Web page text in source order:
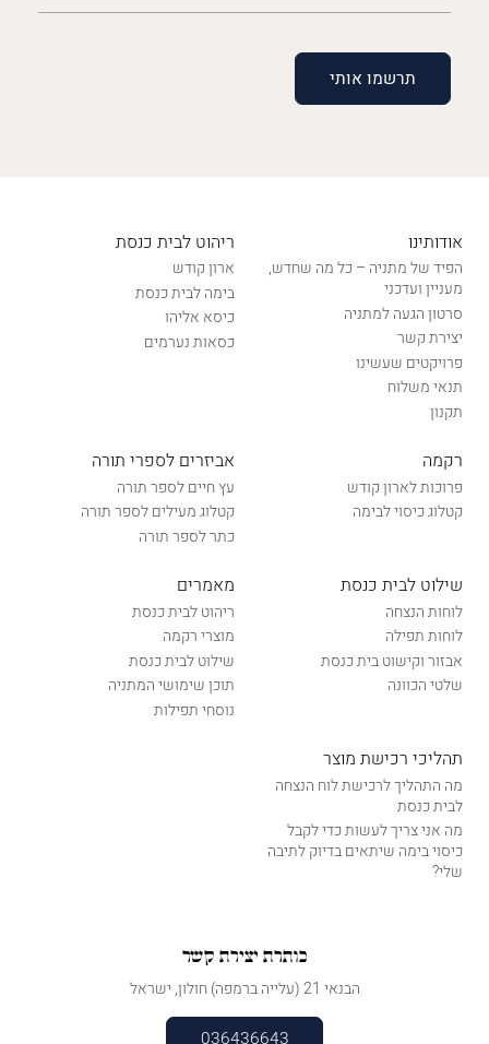
(חובה)
אודותינו
הפיד של מתניה – כל מה שחדש,
מעניין ועדכני
סרטון הגעה למתניה
יצירת קשר
פרויקטים שעשינו
תנאי משלוח
תקנון
ריהוט לבית כנסת
ארון קודש
בימה לבית כנסת
כיסא אליהו
כסאות נערמים
רקמה
פרוכות לארון קודש
קטלוג כיסוי לבימה
אביזרים לספרי תורה
עץ חיים לספר תורה
קטלוג מעילים לספר תורה
כתר לספר תורה
שילוט לבית כנסת
לוחות הנצחה
לוחות תפילה
אבזור וקישוט בית כנסת
שלטי הכוונה
מאמרים
ריהוט לבית כנסת
מוצרי רקמה
שילוט לבית כנסת
תוכן שימושי המתניה
נוסחי תפילות
תהליכי רכישת מוצר
מה התהליך לרכישת לוח הנצחה
לבית כנסת
מה אני צריך לעשות כדי לקבל
כיסוי בימה שיתאים בדיוק לתיבה
שלי?
כותרת יצירת קשר
הבנאי 21 (עלייה ברמפה) חולון, ישראל
036436643